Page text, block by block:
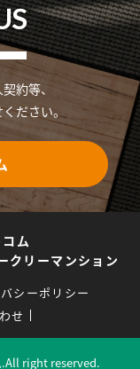
約等、
ださい。
ム
クリーマンション
シーポリシー
せ
right reserved.